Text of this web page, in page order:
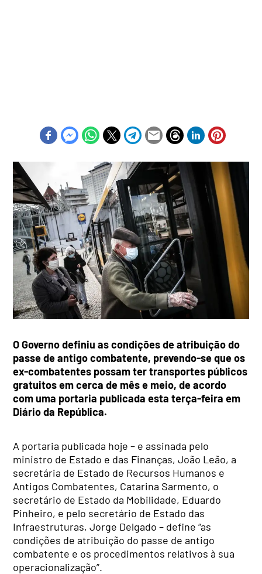
O Governo definiu as condições de atribuição do
passe de antigo combatente, prevendo-se que os
ex-combatentes possam ter transportes públicos
gratuitos em cerca de mês e meio, de acordo
com uma portaria publicada esta terça-feira em
Diário da República.
A portaria publicada hoje – e assinada pelo
ministro de Estado e das Finanças, João Leão, a
secretária de Estado de Recursos Humanos e
Antigos Combatentes, Catarina Sarmento, o
secretário de Estado da Mobilidade, Eduardo
Pinheiro, e pelo secretário de Estado das
Infraestruturas, Jorge Delgado – define “as
condições de atribuição do passe de antigo
combatente e os procedimentos relativos à sua
operacionalização”.